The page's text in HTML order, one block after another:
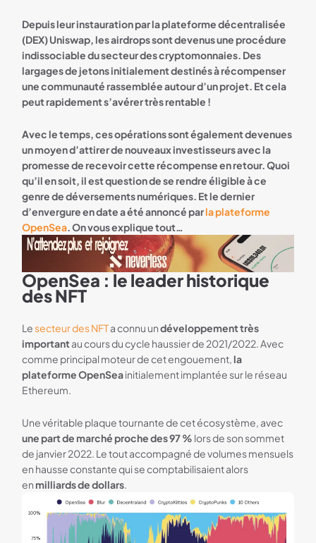
Depuis leur instauration par la plateforme décentralisée
(DEX) Uniswap, les airdrops sont devenus une procédure
indissociable du secteur des cryptomonnaies. Des
largages de jetons initialement destinés à récompenser
une communauté rassemblée autour d’un projet. Et cela
peut rapidement s’avérer très rentable !
Avec le temps, ces opérations sont également devenues
un moyen d’attirer de nouveaux investisseurs avec la
promesse de recevoir cette récompense en retour. Quoi
qu’il en soit, il est question de se rendre éligible à ce
genre de déversements numériques. Et le dernier
d’envergure en date a été annoncé parla plateforme
OpenSea. On vous explique tout…
Bannière Neverless
OpenSea : le leader historique
des NFT
Le secteur des NFTa connu undéveloppement très
importantau cours du cycle haussier de 2021/2022. Avec
comme principal moteur de cet engouement, la
plateforme OpenSeainitialement implantée sur le réseau
Ethereum.
Une véritable plaque tournante de cet écosystème, avec
une part de marché proche des 97 % lors de son sommet
de janvier 2022. Le tout accompagné de volumes mensuels
en hausse constante qui se comptabilisaient alors
en milliards de dollars